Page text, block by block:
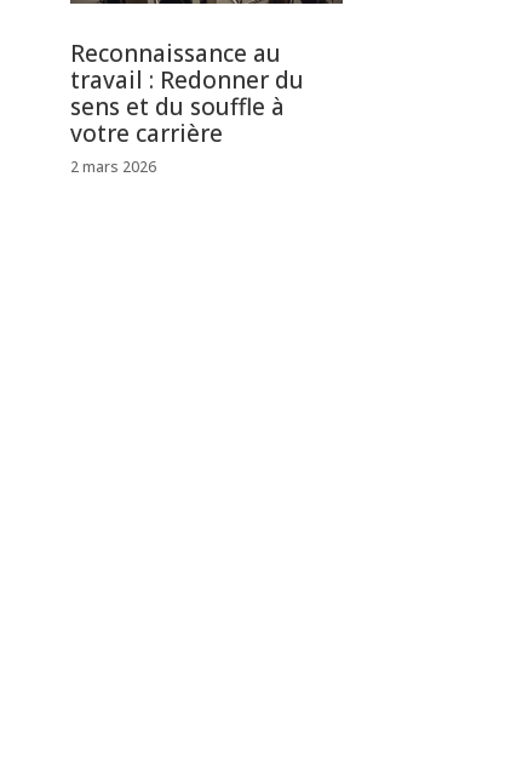
Reconnaissance au
travail : Redonner du
sens et du souffle à
votre carrière
2 mars 2026